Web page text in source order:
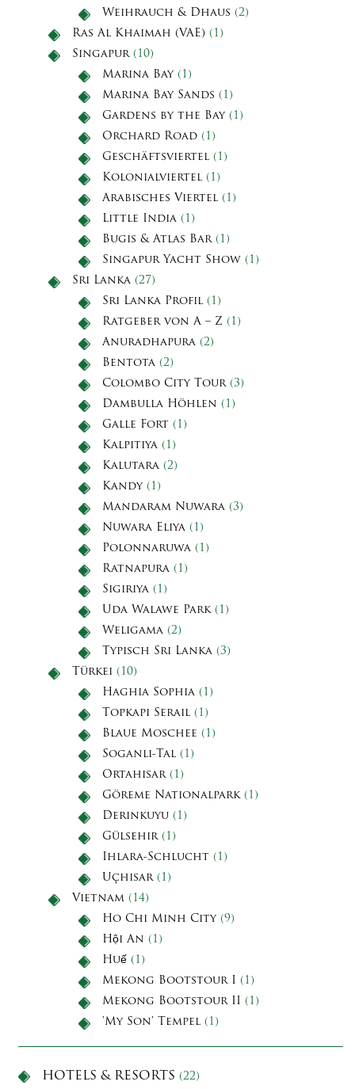
Weihrauch & Dhaus (2)
Ras Al Khaimah (VAE) (1)
Singapur(10)
Marina Bay(1)
Marina Bay Sands (1)
Gardens by the Bay(1)
Orchard Road (1)
Geschäftsviertel (1)
Kolonialviertel (1)
Arabisches Viertel (1)
Little India (1)
Bugis & Atlas Bar(1)
Singapur Yacht Show (1)
Sri Lanka (27)
Sri Lanka Profil (1)
Ratgeber von A – Z (1)
Anuradhapura (2)
Bentota (2)
Colombo City Tour(3)
Dambulla Höhlen (1)
Galle Fort (1)
Kalpitiya (1)
Kalutara (2)
Kandy(1)
Mandaram Nuwara (3)
Nuwara Eliya (1)
Polonnaruwa (1)
Ratnapura (1)
Sigiriya (1)
Uda Walawe Park(1)
Weligama (2)
Typisch Sri Lanka (3)
Türkei (10)
Haghia Sophia (1)
Topkapi Serail (1)
Blaue Moschee (1)
Soganli-Tal (1)
Ortahisar(1)
Göreme Nationalpark(1)
Derinkuyu (1)
Gülsehir(1)
Ihlara-Schlucht (1)
Uçhisar(1)
Vietnam (14)
Ho Chi Minh City(9)
Hội An (1)
Huế (1)
Mekong Bootstour I (1)
Mekong Bootstour II (1)
'My Son' Tempel (1)
HOTELS & RESORTS (22)